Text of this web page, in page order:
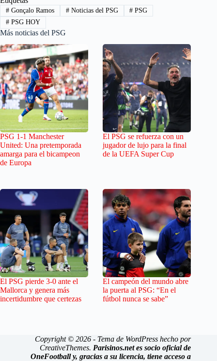
#Gonçalo Ramos #Noticias del PSG # PSG
#PSG HOY
Más noticias del PSG
PSG 1-1 Manchester
United: Una pretemporada
amarga para el bicampeon
de Europa
El PSG se refuerza con un
jugador de lujo para la final
de la UEFA Super Cup
El PSG pierde 3-0 ante el
Mallorca y genera más
incertidumbre que certezas
El campeón del mundo abre
la puerta al PSG: “En el
fútbol nunca se sabe”
Copyright © 2026 - Tema de WordPress hecho por
CreativeThemes. Parisinos.net es socio oficial de
OneFootball y, gracias a su licencia, tiene acceso a